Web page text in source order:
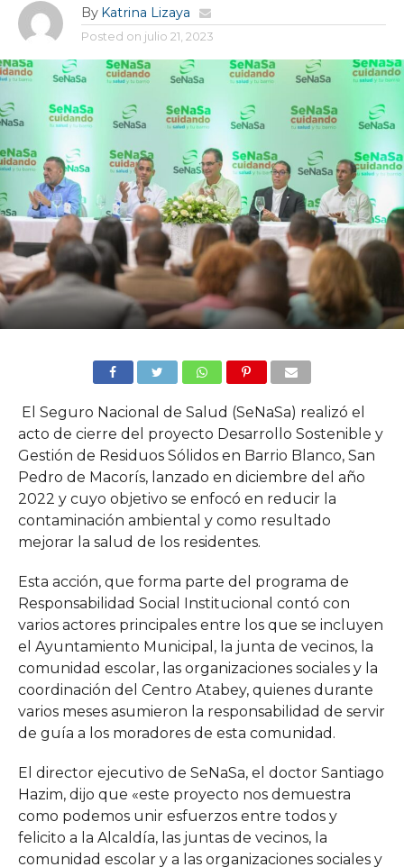
By Katrina Lizaya
Posted on julio 21, 2023
El Seguro Nacional de Salud (SeNaSa) realizó el
acto de cierre del proyecto Desarrollo Sostenible y
Gestión de Residuos Sólidos en Barrio Blanco, San
Pedro de Macorís, lanzado en diciembre del año
2022 y cuyo objetivo se enfocó en reducir la
contaminación ambiental y como resultado
mejorar la salud de los residentes.
Esta acción, que forma parte del programa de
Responsabilidad Social Institucional contó con
varios actores principales entre los que se incluyen
el Ayuntamiento Municipal, la junta de vecinos, la
comunidad escolar, las organizaciones sociales y la
coordinación del Centro Atabey, quienes durante
varios meses asumieron la responsabilidad de servir
de guía a los moradores de esta comunidad.
El director ejecutivo de SeNaSa, el doctor Santiago
Hazim, dijo que «este proyecto nos demuestra
como podemos unir esfuerzos entre todos y
felicito a la Alcaldía, las juntas de vecinos, la
comunidad escolar y a las organizaciones sociales y